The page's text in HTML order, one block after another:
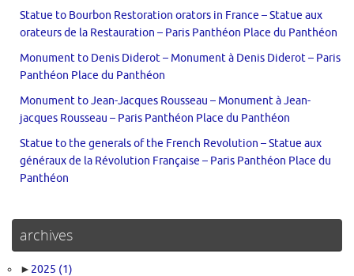
Statue to Bourbon Restoration orators in France – Statue aux
orateurs de la Restauration – Paris Panthéon Place du Panthéon
Monument to Denis Diderot – Monument à Denis Diderot – Paris
Panthéon Place du Panthéon
Monument to Jean-Jacques Rousseau – Monument à Jean-
jacques Rousseau – Paris Panthéon Place du Panthéon
Statue to the generals of the French Revolution – Statue aux
généraux de la Révolution Française – Paris Panthéon Place du
Panthéon
archives
► 2025 (1)